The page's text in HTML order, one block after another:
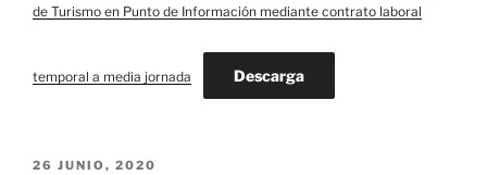
de Turismo en Punto de Información mediante contrato laboral
temporal a media jornada Descarga
PUBLICADO
26 JUNIO, 2020